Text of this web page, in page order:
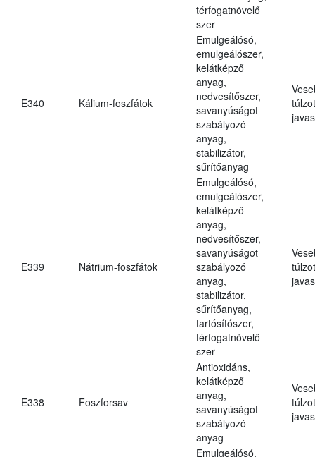
térfogatnövelő
szer
E340 Kálium-foszfátok
Emulgeálósó,
emulgeálószer,
kelátképző
anyag,
nedvesítőszer,
savanyúságot
szabályozó
anyag,
stabilizátor,
sűrítőanyag
E339 Nátrium-foszfátok
Emulgeálósó,
emulgeálószer,
kelátképző
anyag,
nedvesítőszer,
savanyúságot
szabályozó
anyag,
stabilizátor,
sűrítőanyag,
tartósítószer,
térfogatnövelő
szer
E338 Foszforsav
Antioxidáns,
kelátképző
anyag,
savanyúságot
szabályozó
anyag
Emulgeálósó,